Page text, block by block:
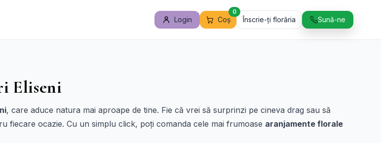
Login Coș
0
Înscrie-ți florăria Sună-ne
Eliseni
, care aduce natura mai aproape de tine. Fie că vrei să surprinzi pe cineva drag sau să
fiecare ocazie. Cu un simplu click, poți comanda cele mai frumoase aranjamente florale